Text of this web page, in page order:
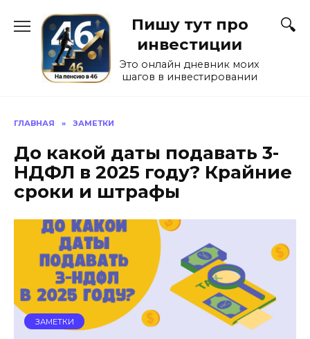
содержанию
Пишу тут про
инвестиции
Это онлайн дневник моих
шагов в инвестировании
ГЛАВНАЯ » ЗАМЕТКИ
До какой даты подавать 3-
НДФЛ в 2025 году? Крайние
сроки и штрафы
ЗАМЕТКИ